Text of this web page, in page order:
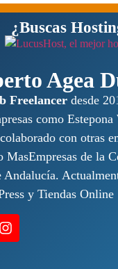
Online Shoes
¿Buscas
Agea
Freelancer desde
como
con otras
MasEmpresas de la
Andalucía.
y Tiendas Online